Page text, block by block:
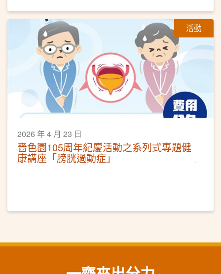
活動
2026 年 4 月 23 日
嗇色園105周年紀慶活動之系列式專題健
康講座「膀胱過動症」